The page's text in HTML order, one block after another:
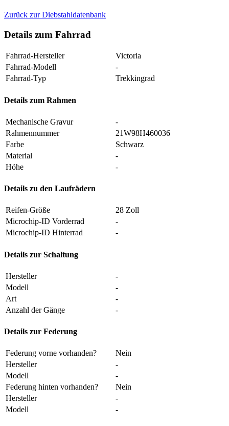
Zurück zur Diebstahldatenbank
Details zum Fahrrad
Fahrrad-Hersteller
Victoria
Fahrrad-Modell
-
Fahrrad-Typ
Trekkingrad
Details zum Rahmen
Mechanische Gravur
-
Rahmennummer
21W98H460036
Farbe
Schwarz
Material
-
Höhe
-
Details zu den Laufrädern
Reifen-Größe
28 Zoll
Microchip-ID Vorderrad
-
Microchip-ID Hinterrad
-
Details zur Schaltung
Hersteller
-
Modell
-
Art
-
Anzahl der Gänge
-
Details zur Federung
Federung vorne vorhanden?
Nein
Hersteller
-
Modell
-
Federung hinten vorhanden?
Nein
Hersteller
-
Modell
-